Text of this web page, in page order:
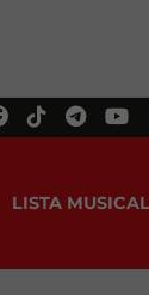
LISTA MUSICAL